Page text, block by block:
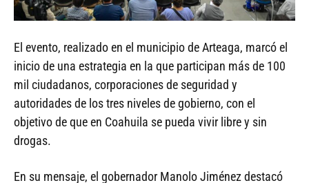
El evento, realizado en el municipio de Arteaga, marcó el
inicio de una estrategia en la que participan más de 100
mil ciudadanos, corporaciones de seguridad y
autoridades de los tres niveles de gobierno, con el
objetivo de que en Coahuila se pueda vivir libre y sin
drogas.
En su mensaje, el gobernador Manolo Jiménez destacó